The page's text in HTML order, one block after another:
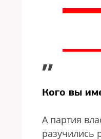
”
Кого вы
А партия
разучились